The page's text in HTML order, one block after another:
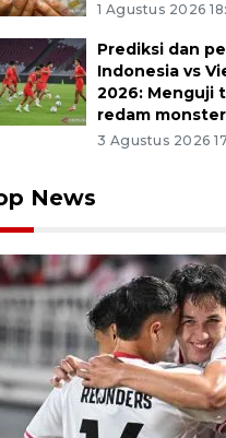
1 Agustus 2026
Prediksi dan
Indonesia vs
2026: Menguji
redam
3 Agustus 2026
News